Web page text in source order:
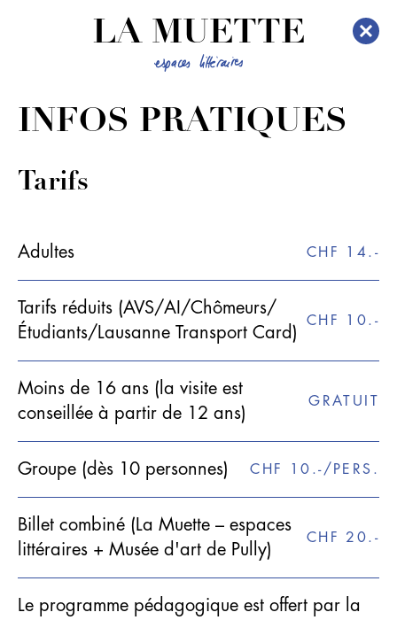
LA MUETTE
INFOS PRATIQUES
Tarifs
Adultes CHF 14.-
Tarifs réduits (AVS/AI/Chômeurs/
Étudiants/Lausanne Transport Card)
CHF 10.-
Moins de 16 ans (la visite est
conseillée à partir de 12 ans)
GRATUIT
Groupe (dès 10 personnes) CHF 10.-/PERS.
Billet combiné (La Muette – espaces
littéraires + Musée d'art de Pully)
CHF 20.-
Le programme pédagogique est offert par la